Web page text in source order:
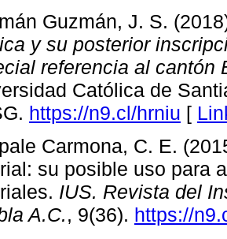
Guzmán, J. S.
y su posterior
referencia al cantón
Católica de
https://n9.cl/hrniu [
Carmona, C. E.
su posible uso para
IUS. Revista del
A.C., 9(36). https://